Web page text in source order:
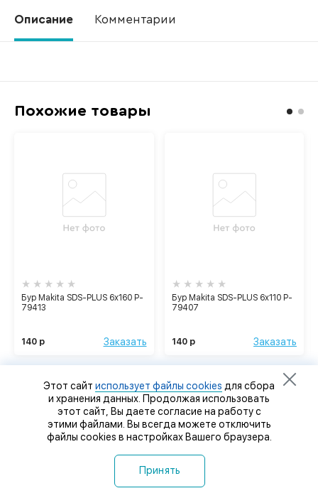
Описание Комментарии
Похожие товары
Бур Makita SDS-PLUS 6х160 P-
79413
140 р Заказать
Бур Makita SDS-PLUS 6х110 P-
79407
140 р Заказать
Этот сайт использует файлы cookies для сбора
и хранения данных. Продолжая использовать
этот сайт, Вы даете согласие на работу с
этими файлами. Вы всегда можете отключить
файлы cookies в настройках Вашего браузера.
Принять